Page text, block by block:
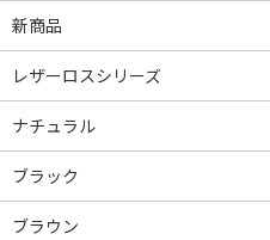
新商品
レザーロスシリーズ
ナチュラル
ブラック
ブラウン